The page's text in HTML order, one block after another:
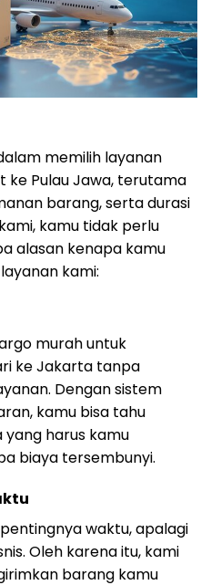
memilih layanan
ke Pulau Jawa, terutama
barang, serta durasi
kamu tidak perlu
alasan kenapa kamu
kami:
murah untuk
ke Jakarta tanpa
Dengan sistem
kamu bisa tahu
harus kamu
biaya tersembunyi.
waktu, apalagi
Oleh karena itu, kami
barang kamu